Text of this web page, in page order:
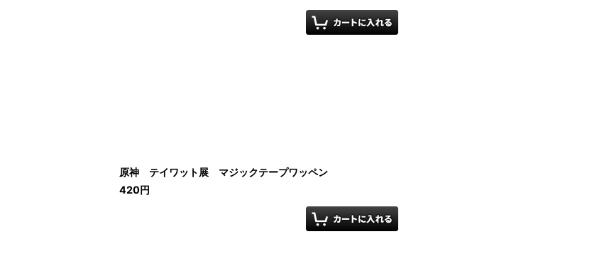
原神 テイワット展 マジックテープワッペン
420円